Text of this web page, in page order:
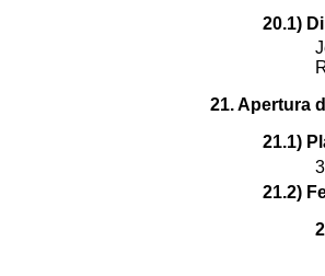
20.1)
21. Apertura
21.1)
21.2)